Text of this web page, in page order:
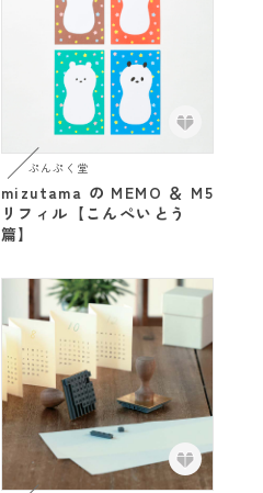
ぷんぷく堂
mizutama の MEMO ＆ M5
リフィル【こんぺいとう
篇】